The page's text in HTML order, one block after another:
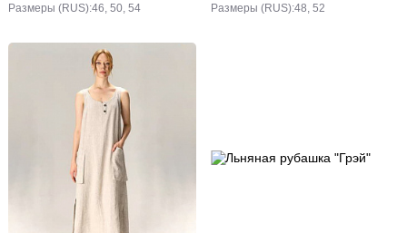
Размеры (RUS):46, 50, 54 Размеры (RUS):48, 52